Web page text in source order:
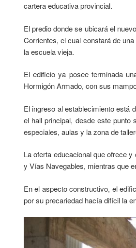
cartera educativa provincial.
El predio donde se ubicará el
Corrientes, el cual constará de
la escuela vieja.
El edificio ya posee terminada
Hormigón Armado, con sus
El ingreso al establecimiento está
el hall principal, desde este punto
especiales, aulas y la zona de
La oferta educacional que ofrece
y Vías Navegables, mientras que
En el aspecto constructivo, el
por su precariedad hacía difícil la